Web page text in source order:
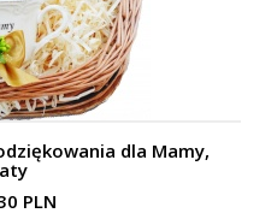
dla Mamy,
PLN